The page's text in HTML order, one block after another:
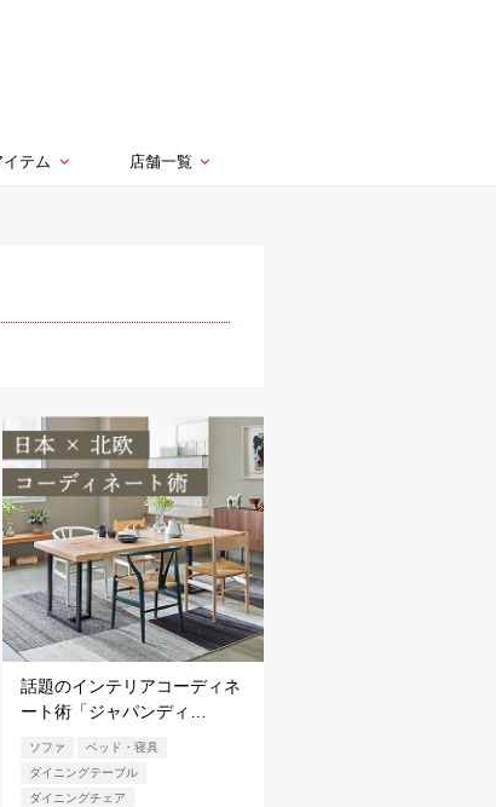
テム 店舗一覧
話題のインテリアコーディネ
ート術「ジャパンディ…
ソファ
ベッド・寝具
ダイニングテーブル
ダイニングチェア